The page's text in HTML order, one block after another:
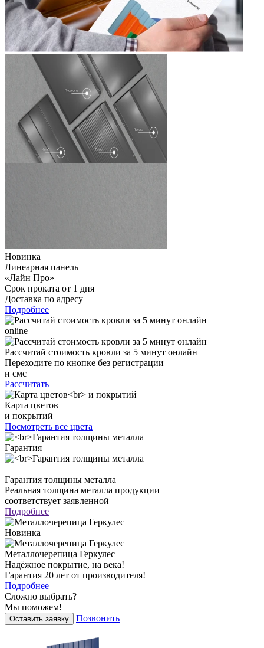
Новинка
Линеарная панель
«Лайн Про»
Срок проката от 1 дня
Доставка по адресу
Подробнее
online
Рассчитай стоимость кровли за 5 минут онлайн
Переходите по кнопке без регистрации
и смс
Рассчитать
Карта цветов
и покрытий
Посмотреть все цвета
Гарантия
Гарантия толщины металла
Реальная толщина металла продукции
соответствует заявленной
Подробнее
Новинка
Металлочерепица Геркулес
Надёжное покрытие, на века!
Гарантия 20 лет от производителя!
Подробнее
Сложно выбрать?
Мы поможем!
Оставить заявку Позвонить